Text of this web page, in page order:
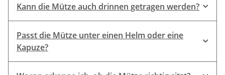
Kann die Mütze auch drinnen getragen werden?
Passt die Mütze unter einen Helm oder eine
Kapuze?